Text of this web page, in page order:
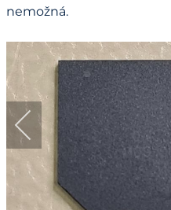
nemožná.